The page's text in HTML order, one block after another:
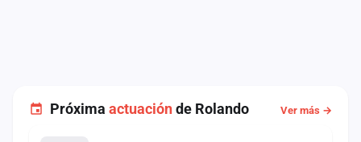
Próxima actuaciónde Rolando Ver más →